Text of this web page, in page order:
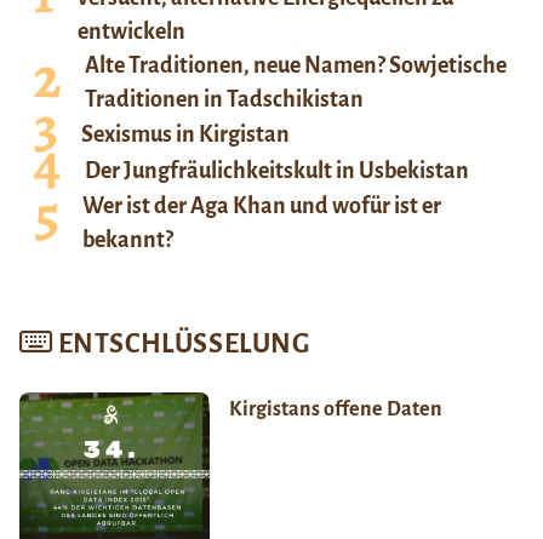
entwickeln
Alte Traditionen, neue Namen? Sowjetische
Traditionen in Tadschikistan
Sexismus in Kirgistan
Der Jungfräulichkeitskult in Usbekistan
Wer ist der Aga Khan und wofür ist er
bekannt?
ENTSCHLÜSSELUNG
Kirgistans offene Daten